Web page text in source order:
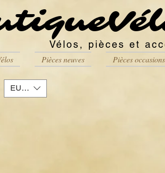
Vélos, pièces et
Pièces neuves Pièces occasions
EUR (€)